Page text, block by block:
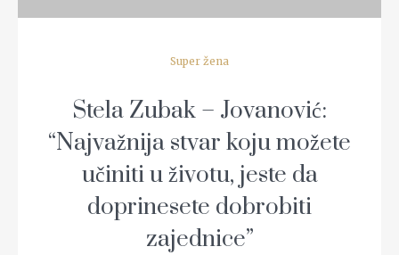
Super žena
Stela Zubak – Jovanović:
“Najvažnija stvar koju možete
učiniti u životu, jeste da
doprinesete dobrobiti
zajednice”